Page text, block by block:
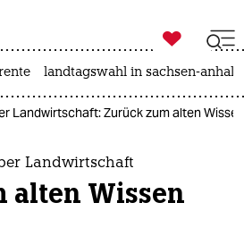
taz zahl ich
ich

taz zahl ich
landtagswahl in sachsen-anhalt
Landwirtschaft: Zurück zum alten
Landwirtschaft
alten Wissen